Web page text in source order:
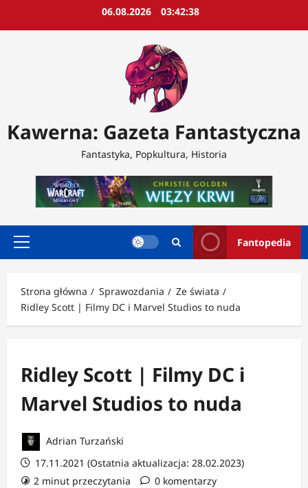
06.08.2026 03:42:40
Kawerna: Gazeta Fantastyczna
Fantastyka, Popkultura, Historia
Menu
Fantopedia
Strona główna Sprawozdania
Ze świata
Ridley Scott | Filmy DC i Marvel Studios to nuda
Ridley Scott | Filmy DC i
Marvel Studios to nuda
Adrian Turzański
17.11.2021 (Ostatnia aktualizacja: 28.02.2023)
2 minut przeczytania
0 komentarzy